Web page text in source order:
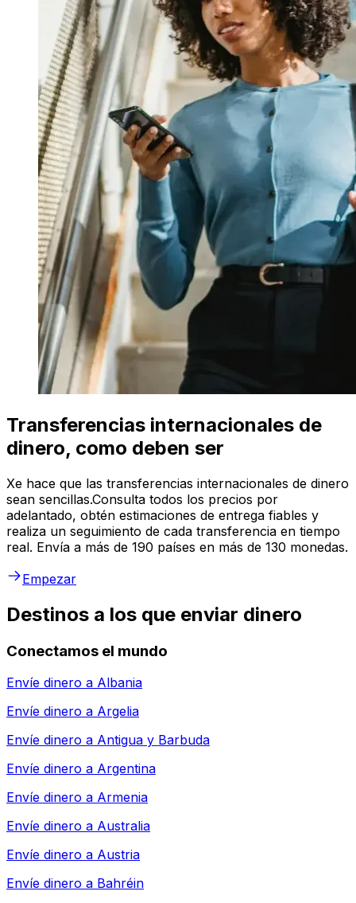
Transferencias internacionales de
dinero, como deben ser
Xe hace que las transferencias internacionales de dinero
sean sencillas.Consulta todos los precios por
adelantado, obtén estimaciones de entrega fiables y
realiza un seguimiento de cada transferencia en tiempo
real. Envía a más de 190 países en más de 130 monedas.
Empezar
Destinos a los que enviar dinero
Conectamos el mundo
Envíe dinero a Albania
Envíe dinero a Argelia
Envíe dinero a Antigua y Barbuda
Envíe dinero a Argentina
Envíe dinero a Armenia
Envíe dinero a Australia
Envíe dinero a Austria
Envíe dinero a Bahréin